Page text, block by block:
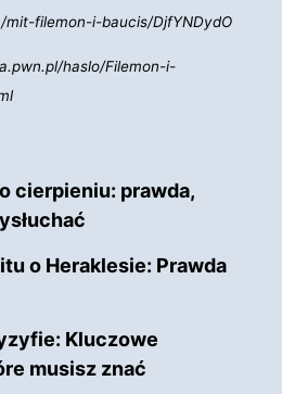
filemon-i-baucis/DjfYNDydO
haslo/Filemon-i-
cierpieniu: prawda,
o Heraklesie: Prawda
Kluczowe
musisz znać